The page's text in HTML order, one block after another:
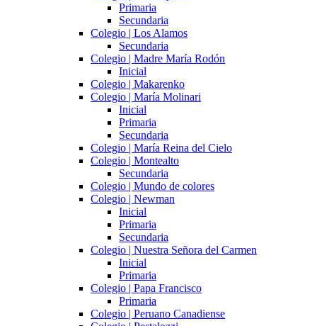
Primaria
Secundaria
Colegio | Los Alamos
Secundaria
Colegio | Madre María Rodón
Inicial
Colegio | Makarenko
Colegio | María Molinari
Inicial
Primaria
Secundaria
Colegio | María Reina del Cielo
Colegio | Montealto
Secundaria
Colegio | Mundo de colores
Colegio | Newman
Inicial
Primaria
Secundaria
Colegio | Nuestra Señora del Carmen
Inicial
Primaria
Colegio | Papa Francisco
Primaria
Colegio | Peruano Canadiense